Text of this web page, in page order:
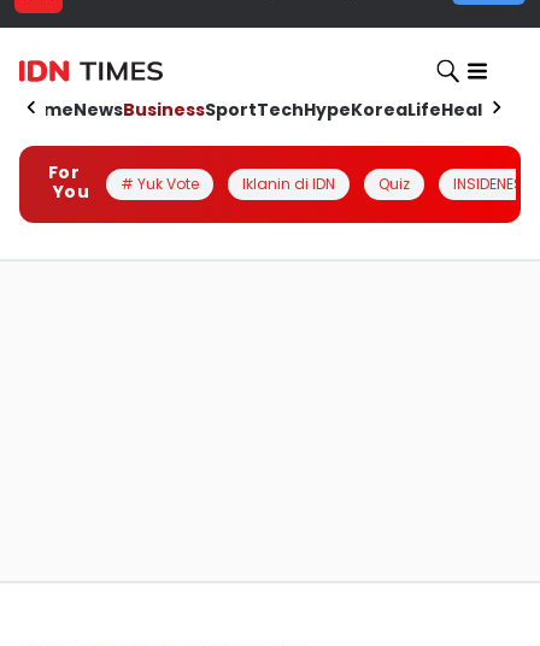
HomeNewsBusinessSportTechHypeKoreaLifeHealth
For
You
# Yuk Vote Iklanin di IDN Quiz INSIDENESIA